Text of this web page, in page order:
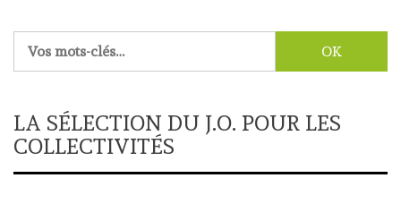
LA SÉLECTION DU J.O. POUR LES
COLLECTIVITÉS